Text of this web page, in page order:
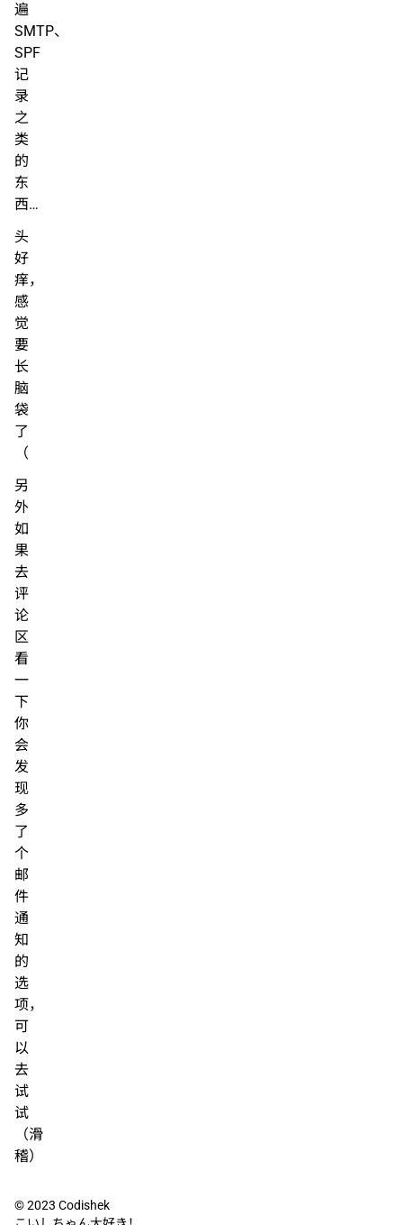
遍
SMTP、
SPF
记
录
之
类
的
东
西…
头
好
痒，
感
觉
要
长
脑
袋
了
（
另
外
如
果
去
评
论
区
看
一
下
你
会
发
现
多
了
个
邮
件
通
知
的
选
项，
可
以
去
试
试
（滑
稽）
© 2023 Codishek